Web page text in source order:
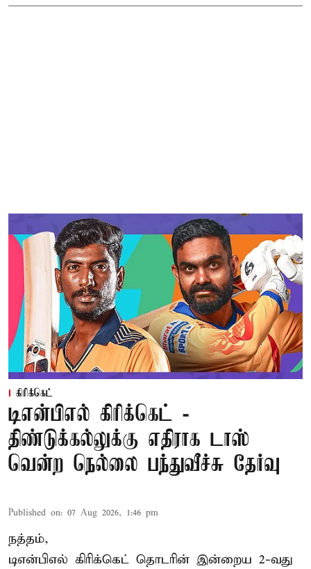
கிரிக்கெட்
டிஎன்பிஎல் கிரிக்கெட் -
திண்டுக்கல்லுக்கு எதிராக டாஸ்
வென்ற நெல்லை பந்துவீச்சு தேர்வு
Published on: 07 Aug 2026, 1:46 pm
நத்தம்,
டிஎன்பிஎல் கிரிக்கெட் தொடரின் இன்றைய 2-வது